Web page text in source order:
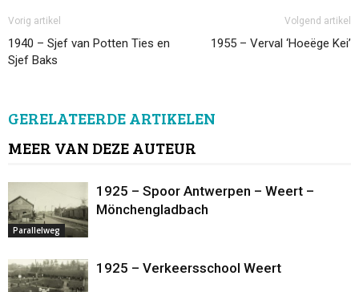
Vorig artikel
1940 – Sjef van Potten Ties en
Sjef Baks
Volgend artikel
1955 – Verval ‘Hoeëge Kei’
GERELATEERDE ARTIKELEN
MEER VAN DEZE AUTEUR
Parallelweg
1925 – Spoor Antwerpen – Weert –
Mönchengladbach
1925 – Verkeersschool Weert